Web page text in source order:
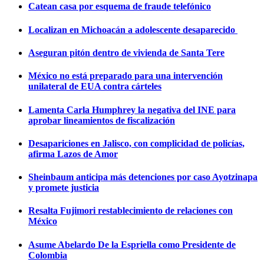
Catean casa por esquema de fraude telefónico
Localizan en Michoacán a adolescente desaparecido
Aseguran pitón dentro de vivienda de Santa Tere
México no está preparado para una intervención
unilateral de EUA contra cárteles
Lamenta Carla Humphrey la negativa del INE para
aprobar lineamientos de fiscalización
Desapariciones en Jalisco, con complicidad de policías,
afirma Lazos de Amor
Sheinbaum anticipa más detenciones por caso Ayotzinapa
y promete justicia
Resalta Fujimori restablecimiento de relaciones con
México
Asume Abelardo De la Espriella como Presidente de
Colombia